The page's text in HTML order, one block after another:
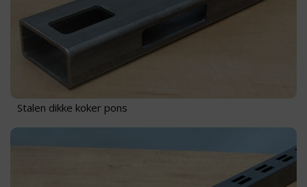
Stalen dikke koker pons